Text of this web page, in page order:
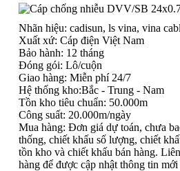
Nhãn hiệu: cadisun, ls vina, vina
Xuất xứ: Cáp điện Việt Nam
Bảo hành: 12 tháng
Đóng gói: Lô/cuộn
Giao hàng: Miễn phí 24/7
Hệ thống kho:Bắc - Trung - Nam
Tồn kho tiêu chuẩn: 50.000m
Công suất: 20.000m/ngày
Mua hàng: Đơn giá dự toán, chưa
thống, chiết khấu số lượng, chiết
tồn kho và chiết khấu bán hàng.
hàng để được cập nhật thông tin mới